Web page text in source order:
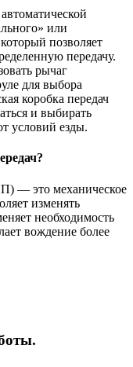
или
позволяет
передачу.
рычаг
для выбора
коробка передач
и выбирать
условий езды.
— это механическое
изменять
необходимость
вождение более